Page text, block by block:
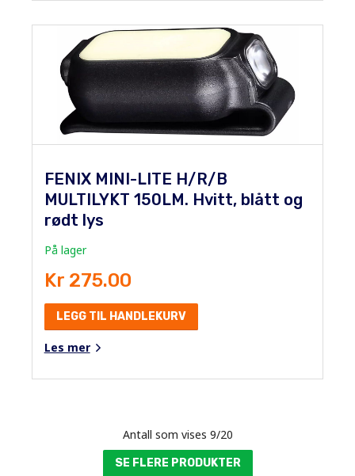
FENIX MINI-LITE H/R/B
MULTILYKT 150LM. Hvitt, blått og
rødt lys
På lager
Kr 275.00
LEGG TIL HANDLEKURV
Les mer
Antall som vises 9/20
SE FLERE PRODUKTER